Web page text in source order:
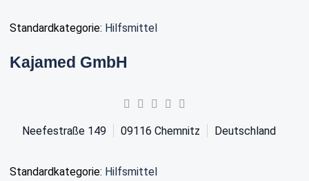
Standardkategorie: Hilfsmittel
Kajamed GmbH
Neefestraße 149 09116 Chemnitz Deutschland
Standardkategorie: Hilfsmittel